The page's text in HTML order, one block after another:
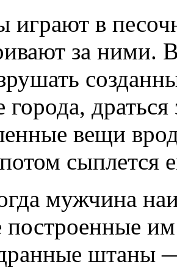
в
за ними.
города,
вещи
сыплется
мужчина
штаны